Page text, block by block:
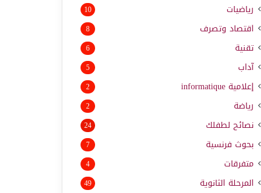
رياضيات 10
اقتصاد وتصرف 8
تقنية 6
آداب 5
إعلامية informatique
2
رياضة 2
نصائح لطفلك 24
بحوث فرنسية 7
متفرقات 4
المرحلة الثانوية 49